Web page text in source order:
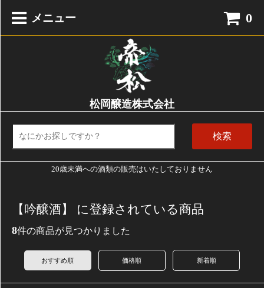
メニュー 0
松岡醸造株式会社
検索
20歳未満への酒類の販売はいたしておりません
【吟醸酒】 に登録されている商品
8件の商品が見つかりました
おすすめ順 価格順 新着順